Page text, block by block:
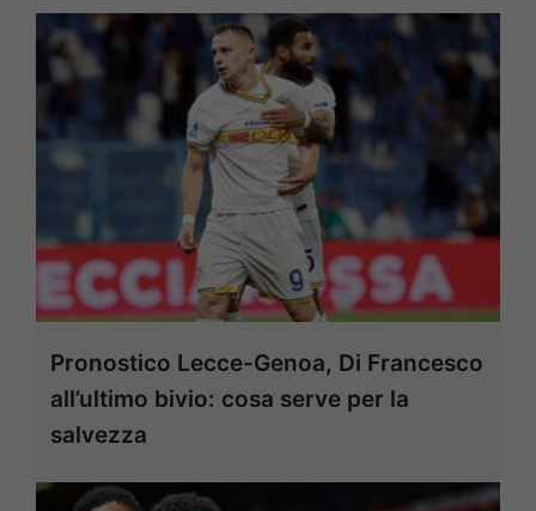
Pronostico Lecce-Genoa, Di Francesco
all’ultimo bivio: cosa serve per la
salvezza